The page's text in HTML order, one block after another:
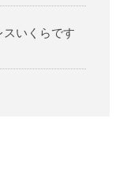
いくらです